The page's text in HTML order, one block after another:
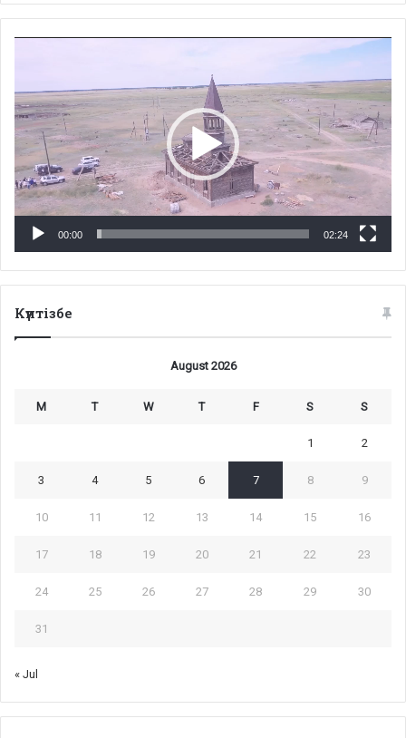
00:00 02:24
Күнтізбе
August 2026
M T W T F S S
1 2
3 4 5 6 7 8 9
10 11 12 13 14 15 16
17 18 19 20 21 22 23
24 25 26 27 28 29 30
31
« Jul